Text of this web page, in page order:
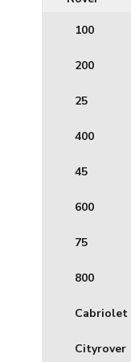
100
200
25
400
45
600
75
800
Cabriolet
Cityrover